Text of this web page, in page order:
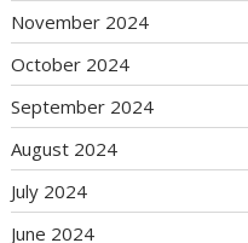
November 2024
October 2024
September 2024
August 2024
July 2024
June 2024